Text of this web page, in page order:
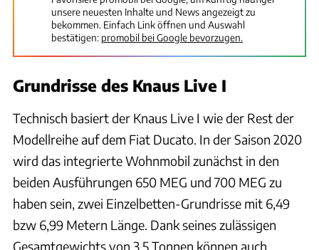
unsere neuesten Inhalte und News angezeigt zu
bekommen. Einfach Link öffnen und Auswahl
bestätigen: promobil bei Google bevorzugen.
Grundrisse des Knaus Live I
Technisch basiert der Knaus Live I wie der Rest der
Modellreihe auf dem Fiat Ducato. In der Saison 2020
wird das integrierte Wohnmobil zunächst in den
beiden Ausführungen 650 MEG und 700 MEG zu
haben sein, zwei Einzelbetten-Grundrisse mit 6,49
bzw 6,99 Metern Länge. Dank seines zulässigen
Gesamtgewichts von 3,5 Tonnen können auch